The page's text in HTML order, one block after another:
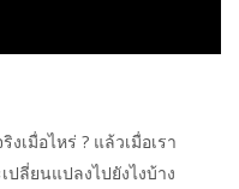
เมื่อไหร่ ? แล้วเมื่อเรา
ปลี่ยนแปลงไปยังไงบ้าง